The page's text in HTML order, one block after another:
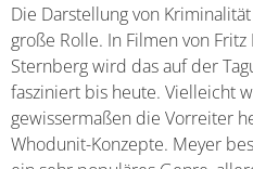
Die Darstellung von
große Rolle. In Filmen von Fritz
Sternberg wird das auf der
fasziniert bis heute. Vielleicht
gewissermaßen die Vorreiter
Whodunit-Konzepte. Meyer